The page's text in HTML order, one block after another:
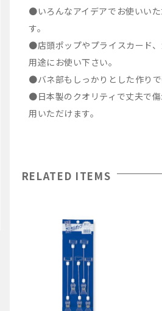
●いろんなアイデアでお使いい
す。
●店頭ポップやプライスカード
用途にお使い下さい。
●バネ部もしっかりとした作りで
●日本製のクオリティで丈夫で
用いただけます。
RELATED ITEMS